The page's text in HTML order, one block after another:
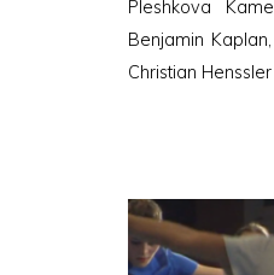
Pleshkova
Benjamin
Christian